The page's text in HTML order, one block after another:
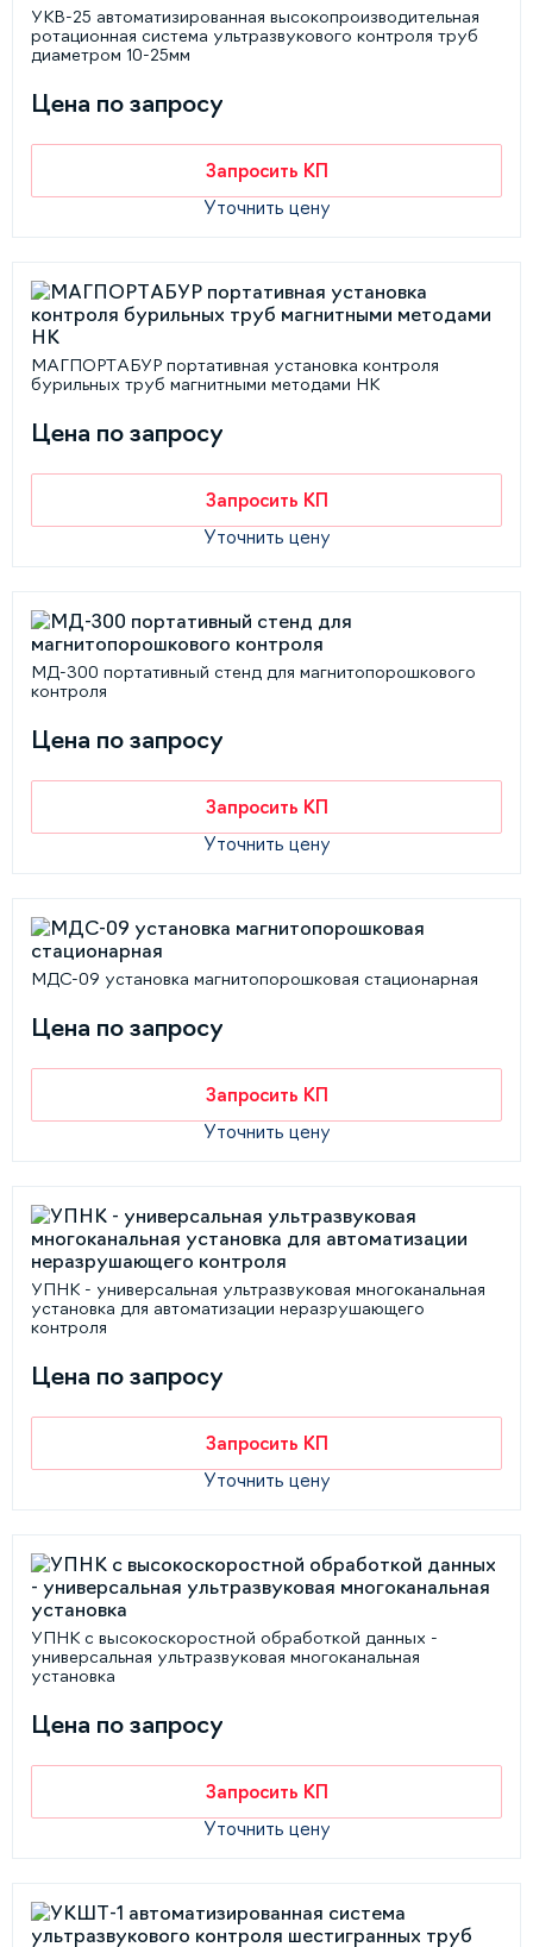
УКВ-25 автоматизированная высокопроизводительная
ротационная система ультразвукового контроля труб
диаметром 10-25мм
Цена по запросу
Запросить КП
Уточнить цену
МАГПОРТАБУР портативная установка контроля
бурильных труб магнитными методами НК
Цена по запросу
Запросить КП
Уточнить цену
МД-300 портативный стенд для магнитопорошкового
контроля
Цена по запросу
Запросить КП
Уточнить цену
МДС-09 установка магнитопорошковая стационарная
Цена по запросу
Запросить КП
Уточнить цену
УПНК - универсальная ультразвуковая многоканальная
установка для автоматизации неразрушающего
контроля
Цена по запросу
Запросить КП
Уточнить цену
УПНК с высокоскоростной обработкой данных -
универсальная ультразвуковая многоканальная
установка
Цена по запросу
Запросить КП
Уточнить цену